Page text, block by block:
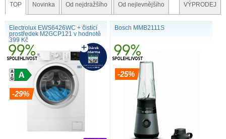
TOP Novinka Od nejdražšího Od nejlevnějšího VÝPRODEJ
Electrolux EWS6426WC + čistící
prostředek M2GCP121 v hodnotě
399 Kč
-29%
Bosch MMB2111S
-25%